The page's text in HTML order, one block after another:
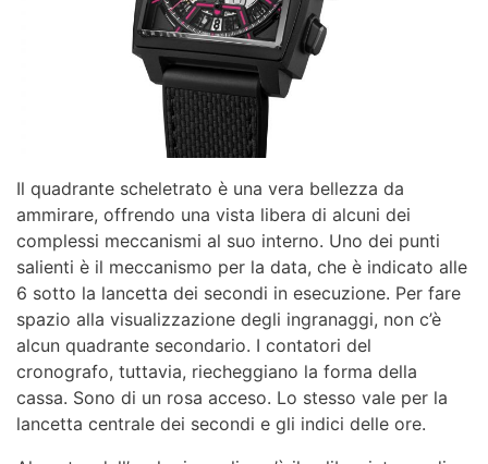
Il quadrante scheletrato è una vera bellezza da
ammirare, offrendo una vista libera di alcuni dei
complessi meccanismi al suo interno. Uno dei punti
salienti è il meccanismo per la data, che è indicato alle
6 sotto la lancetta dei secondi in esecuzione. Per fare
spazio alla visualizzazione degli ingranaggi, non c’è
alcun quadrante secondario. I contatori del
cronografo, tuttavia, riecheggiano la forma della
cassa. Sono di un rosa acceso. Lo stesso vale per la
lancetta centrale dei secondi e gli indici delle ore.